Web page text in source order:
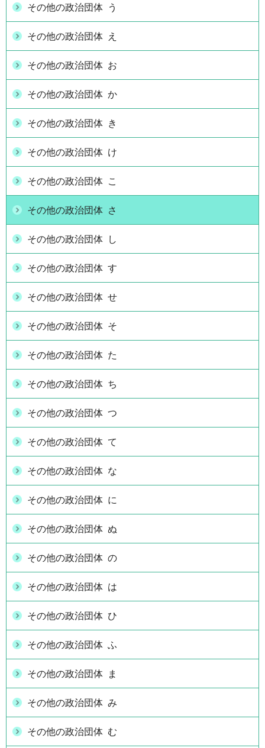
その他の政治団体 う
その他の政治団体 え
その他の政治団体 お
その他の政治団体 か
その他の政治団体 き
その他の政治団体 け
その他の政治団体 こ
その他の政治団体 さ
その他の政治団体 し
その他の政治団体 す
その他の政治団体 せ
その他の政治団体 そ
その他の政治団体 た
その他の政治団体 ち
その他の政治団体 つ
その他の政治団体 て
その他の政治団体 な
その他の政治団体 に
その他の政治団体 ぬ
その他の政治団体 の
その他の政治団体 は
その他の政治団体 ひ
その他の政治団体 ふ
その他の政治団体 ま
その他の政治団体 み
その他の政治団体 む